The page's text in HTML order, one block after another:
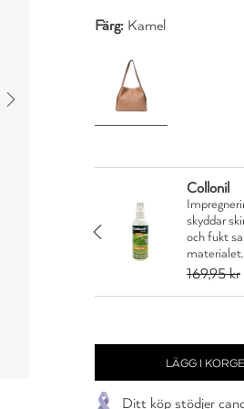
Färg: Kamel
Collonil
skyddar
och fukt
materialet.
169,95 kr
Ditt köp stödjer